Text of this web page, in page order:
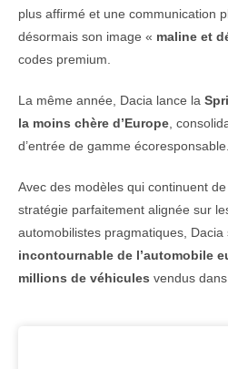
plus affirmé et une communication
désormais son image « maline et
codes premium.
La même année, Dacia lance la
la moins chère d’Europe,
d’entrée de gamme écoresponsable.
Avec des modèles qui continuent de
stratégie parfaitement alignée sur
automobilistes pragmatiques, Dacia
incontournable de l’automobile
millions de véhicules vendus